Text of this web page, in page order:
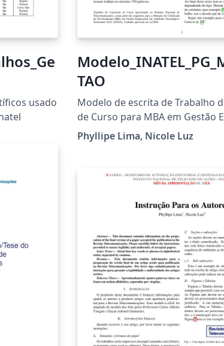
usado
TAO
Modelo de escrita de Trabalho
de Curso para MBA em Gestão
em Ambiente Tecnológico
Phyllipe Lima, Nicole Luz